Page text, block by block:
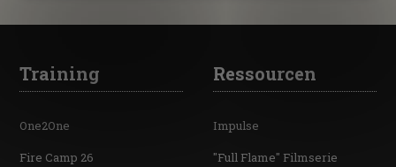
Training
One2One
Fire Camp 26
Ressourcen
Impulse
"Full Flame" Filmserie